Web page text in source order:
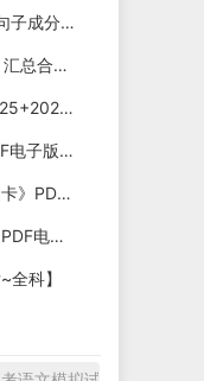
现代汉语语法知识：短语类型及句子成分划分课件（共19张PPT）
2020-2026版《53高考总复习》汇总合集五年高考三年模拟电子版下载
天星《高考解题觉醒》2024+2025+2026版 电子版下载打印
《一本高中文言文完全解读》PDF电子版下载
《2025高考真题语文试卷及答题卡》PDF电子版下载
2026版高考语文《百题大过关》PDF电子版下载
科】